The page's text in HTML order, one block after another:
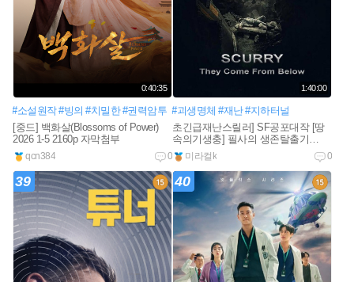
0:40:35
#소설원작#빙의 #치밀한 #권력암투
[중드] 백화살(Blossoms of Power)
2026 1-5 2160p 자막첨부
qcn384 0
1:40:00
#괴생명체 #재난#지하터널
초긴급재난스릴러] SF공포대작 [땅
속의기생충] 필사의 생존탈출기
1080공식자막
미라컬k 0
39 40